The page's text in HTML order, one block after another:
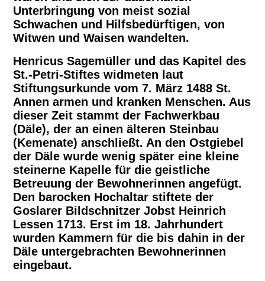
Unterbringung von meist sozial
Schwachen und Hilfsbedürftigen, von
Witwen und Waisen wandelten.
Henricus Sagemüller und das Kapitel des
St.-Petri-Stiftes widmeten laut
Stiftungsurkunde vom 7. März 1488 St.
Annen armen und kranken Menschen. Aus
dieser Zeit stammt der Fachwerkbau
(Däle), der an einen älteren Steinbau
(Kemenate) anschließt. An den Ostgiebel
der Däle wurde wenig später eine kleine
steinerne Kapelle für die geistliche
Betreuung der Bewohnerinnen angefügt.
Den barocken Hochaltar stiftete der
Goslarer Bildschnitzer Jobst Heinrich
Lessen 1713. Erst im 18. Jahrhundert
wurden Kammern für die bis dahin in der
Däle untergebrachten Bewohnerinnen
eingebaut.
Vorstand/Beirat
So finden Sie uns
Impressum